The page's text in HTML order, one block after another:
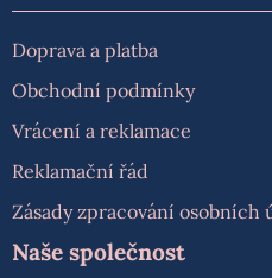
Doprava a platba
Obchodní podmínky
Vrácení a reklamace
Reklamační řád
Zásady zpracování osobních
Naše společnost